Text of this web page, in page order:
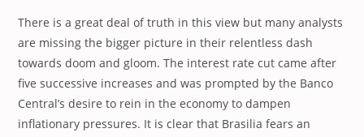
There is a great deal of truth in this view but many analysts
are missing the bigger picture in their relentless dash
towards doom and gloom. The interest rate cut came after
five successive increases and was prompted by the Banco
Central’s desire to rein in the economy to dampen
inflationary pressures. It is clear that Brasilia fears an